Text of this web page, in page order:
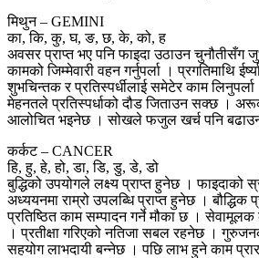
मिथुन – GEMINI
का, कि, कु, घ, ङ, छ, के, को, ह
अवसर प्राप्त भए पनि फाइदा उठाउन चुनौतीसँग
कामको जिम्मेवारी वहन गर्नुपर्ला । प्रगतिमाथि
शुभचिन्तक र प्रतिस्पर्धीलाई समेटेर काम
मेहनतले प्रतिस्पर्धाको दौड जिताउन सक्छ ।
आलोचित भइनेछ । सोखले फजुल खर्च पनि
कर्कट – CANCER
हि, हु, हे, हो, डा, डि, डु, डे, डो
बुद्धिको उपयोगले लक्ष्य प्राप्त हुनेछ । फाइदाको
अध्ययनमा राम्रो उपलब्धि प्राप्त हुनेछ । बौद्धिक
प्रतिष्ठित काम सम्पादन गर्ने मौका छ ।
। प्रतीक्षा गरिएको नतिजा सबल रहनेछ ।
सहयोग लाभदायी बन्नेछ । पछि लाभ हुने काम